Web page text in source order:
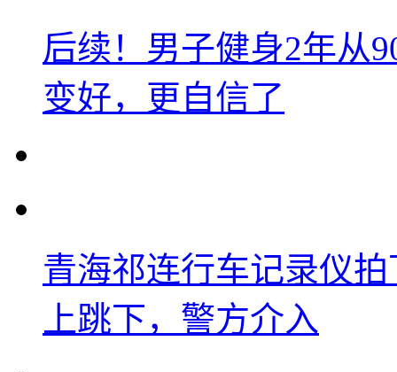
后续！男子健身2年从
变好，更自信了
青海祁连行车记录仪
上跳下，警方介入